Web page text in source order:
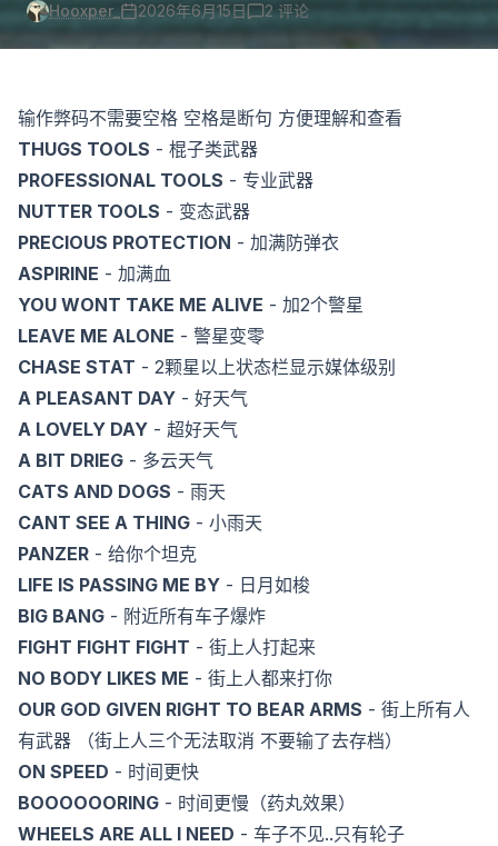
Hooxper_ 2026年6月15日 2 评论
输作弊码不需要空格 空格是断句 方便理解和查看
THUGS TOOLS - 棍子类武器
PROFESSIONAL TOOLS - 专业武器
NUTTER TOOLS - 变态武器
PRECIOUS PROTECTION - 加满防弹衣
ASPIRINE - 加满血
YOU WONT TAKE ME ALIVE - 加2个警星
LEAVE ME ALONE - 警星变零
CHASE STAT - 2颗星以上状态栏显示媒体级别
A PLEASANT DAY - 好天气
A LOVELY DAY - 超好天气
A BIT DRIEG - 多云天气
CATS AND DOGS - 雨天
CANT SEE A THING - 小雨天
PANZER - 给你个坦克
LIFE IS PASSING ME BY - 日月如梭
BIG BANG - 附近所有车子爆炸
FIGHT FIGHT FIGHT - 街上人打起来
NO BODY LIKES ME - 街上人都来打你
OUR GOD GIVEN RIGHT TO BEAR ARMS - 街上所有人
有武器 （街上人三个无法取消 不要输了去存档）
ON SPEED - 时间更快
BOOOOOORING - 时间更慢（药丸效果）
WHEELS ARE ALL I NEED - 车子不见..只有轮子